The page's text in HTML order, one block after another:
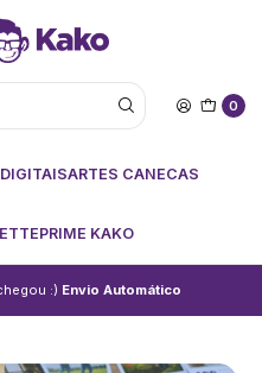
0
ARTES CANECAS
PRIME KAKO
:) Envio Automático